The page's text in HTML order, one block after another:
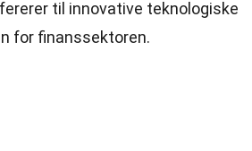
til innovative teknologiske
for finanssektoren.